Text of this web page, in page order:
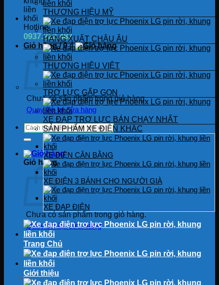
Hotline
0937.222.487
Giỏ hàng /0₫
Chưa có sản phẩm trong giỏ hàng.
Quay trở lại cửa hàng
Tìm
kiếm:
Giỏ hàng
Chưa có sản phẩm trong giỏ hàng.
Quay trở lại cửa hàng
THƯƠNG HIỆU MỸ
HÀNG XUẤT CHÂU ÂU
THƯƠNG HIỆU VIỆT
TRỢ LỰC GẤP GỌN
XE ĐẠP TRỢ LỰC BÁN CHẠY NHẤT
SẢN PHẨM XE ĐIỆN KHÁC
XE ĐIỆN CÂN BẰNG
XE ĐIỆN 3 BÁNH CHO NGƯỜI GIÀ
XE ĐẠP ĐIỆN
Trang Chủ
Giới thiệu